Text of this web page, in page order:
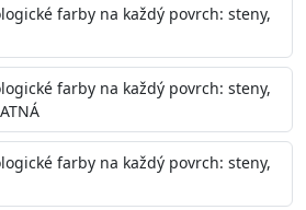
operačné
detské izby, školy,
samozrejme je
priestorov. Je plne umývateľná
pri
vodných pár z natretých
kryciu schopnosť,
rozliv. Je možné ju tónovať v
farby na každý povrch: steny,
farby na každý povrch: steny,
farby na každý povrch: steny,